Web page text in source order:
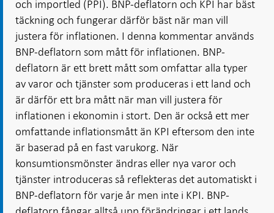
och importled (PPI). BNP-deflatorn och KPI har bäst
täckning och fungerar därför bäst när man vill
justera för inflationen. I denna kommentar används
BNP-deflatorn som mått för inflationen. BNP-
deflatorn är ett brett mått som omfattar alla typer
av varor och tjänster som produceras i ett land och
är därför ett bra mått när man vill justera för
inflationen i ekonomin i stort. Den är också ett mer
omfattande inflationsmått än KPI eftersom den inte
är baserad på en fast varukorg. När
konsumtionsmönster ändras eller nya varor och
tjänster introduceras så reflekteras det automatiskt i
BNP-deflatorn för varje år men inte i KPI. BNP-